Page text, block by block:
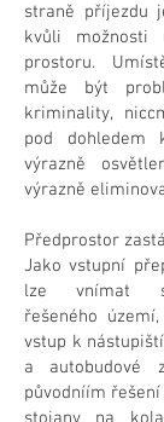
straně příjezdu
kvůli
prostoru.
může být
kriminality,
pod dohledem
výrazně
výrazně
Předprostor
Jako vstupní
lze vnímat
řešeného
vstup k
a autobudové
původníím